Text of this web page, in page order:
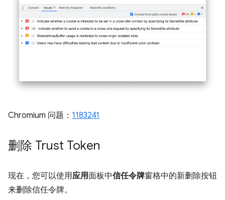
Chromium 问题： 1183241
删除 Trust Token
现在，您可以使用应用面板中信任令牌窗格中的新删除按钮
来删除信任令牌。